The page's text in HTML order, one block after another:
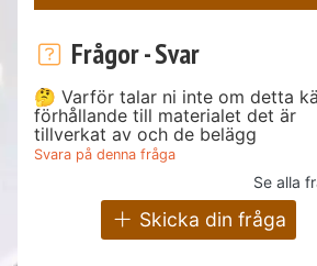
Frågor - Svar
🤔 Varför talar ni inte om detta
förhållande till materialet det är
tillverkat av och de belägg
Svara på denna fråga
Se alla
Skicka din fråga